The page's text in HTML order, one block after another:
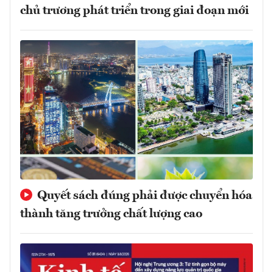
chủ trương phát triển trong giai đoạn mới
Quyết sách đúng phải được chuyển hóa
thành tăng trưởng chất lượng cao